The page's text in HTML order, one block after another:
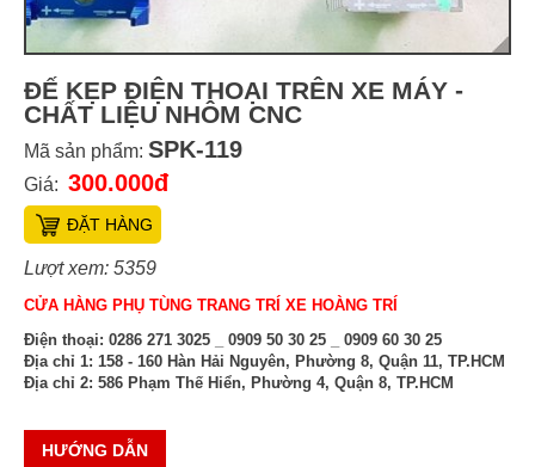
ĐẾ KẸP ĐIỆN THOẠI TRÊN XE MÁY -
CHẤT LIỆU NHÔM CNC
Mã sản phẩm: SPK-119
Giá: 300.000đ
ĐẶT HÀNG
Lượt xem: 5359
CỬA HÀNG PHỤ TÙNG TRANG TRÍ XE HOÀNG TRÍ
Điện thoại: 0286 271 3025 _ 0909 50 30 25 _ 0909 60 30 25
Địa chỉ 1: 158 - 160 Hàn Hải Nguyên, Phường 8, Quận 11, TP.HCM
Địa chỉ 2: 586 Phạm Thế Hiển, Phường 4, Quận 8, TP.HCM
HƯỚNG DẪN